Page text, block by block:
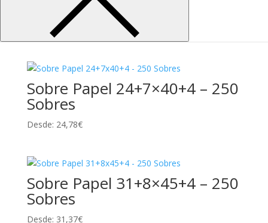
Sobres
Desde:18,15
Sobre Papel 24+7×40+4 – 250
Sobres
Desde: 24,78€
Sobre Papel 31+8×45+4 – 250
Sobres
Desde: 31,37€